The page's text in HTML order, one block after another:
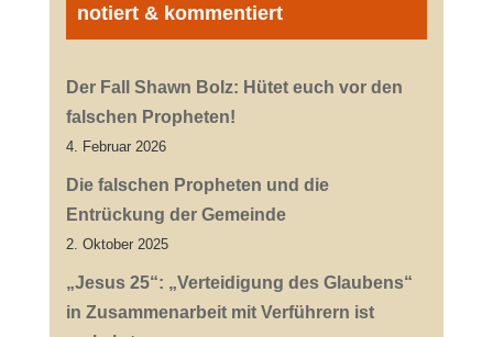
notiert & kommentiert
Der Fall Shawn Bolz: Hütet euch vor den
falschen Propheten!
4. Februar 2026
Die falschen Propheten und die
Entrückung der Gemeinde
2. Oktober 2025
„Jesus 25“: „Verteidigung des Glaubens“
in Zusammenarbeit mit Verführern ist